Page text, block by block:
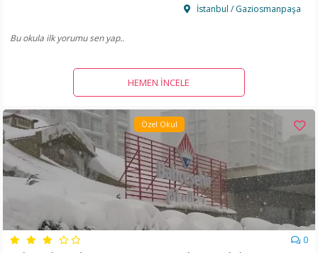
İstanbul / Gaziosmanpaşa
Bu okula ilk yorumu sen yap..
HEMEN İNCELE
Özel Okul
0